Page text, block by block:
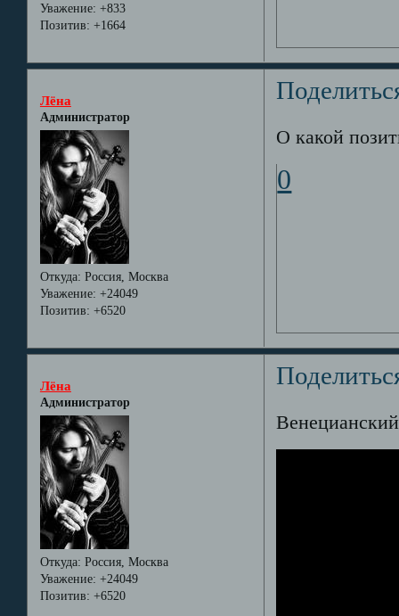
Уважение: +833
Позитив: +1664
Лёна
Администратор
Откуда: Россия, Москва
Уважение: +24049
Позитив: +6520
О какой
0
Лёна
Администратор
Откуда: Россия, Москва
Уважение: +24049
Позитив: +6520